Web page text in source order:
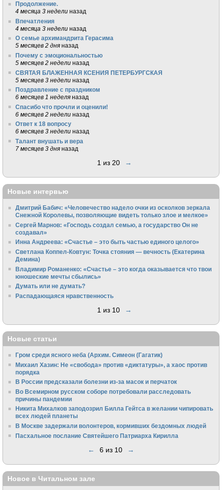
Продолжение.
4 месяца 3 недели назад
Впечатления
4 месяца 3 недели назад
О семье архимандрита Герасима
5 месяцев 2 дня назад
Почему с эмоциональностью
5 месяцев 2 недели назад
СВЯТАЯ БЛАЖЕННАЯ КСЕНИЯ ПЕТЕРБУРГСКАЯ
5 месяцев 3 недели назад
Поздравление с праздником
6 месяцев 1 неделя назад
Спасибо что прочли и оценили!
6 месяцев 2 недели назад
Ответ к 18 вопросу
6 месяцев 3 недели назад
Талант внушать и вера
7 месяцев 3 дня назад
1 из 20 →
Новые интервью
Дмитрий Бабич: «Человечество надело очки из осколков зеркала
Снежной Королевы, позволяющие видеть только злое и мелкое»
Сергей Марнов: «Господь создал семью, а государство Он не
создавал»
Инна Андреева: «Счастье – это быть частью единого целого»
Светлана Коппел-Ковтун: Точка стояния — вечность (Екатерина
Демина)
Владимир Романенко: «Счастье – это когда оказывается что твои
юношеские мечты сбылись»
Думать или не думать?
Распадающаяся нравственность
1 из 10 →
Новые статьи
Гром среди ясного неба (Архим. Симеон (Гагатик)
Михаил Хазин: Не «свобода» против «диктатуры», а хаос против
порядка
В России предсказали болезни из-за масок и перчаток
Во Всемирном русском соборе потребовали расследовать
причины пандемии
Никита Михалков заподозрил Билла Гейтса в желании чипировать
всех людей планеты
В Москве задержали волонтеров, кормивших бездомных людей
Пасхальное послание Святейшего Патриарха Кирилла
← 6 из 10 →
Новое в Читальном зале